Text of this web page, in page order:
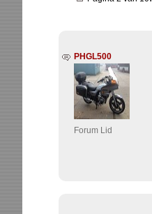
PHGL500
Forum Lid